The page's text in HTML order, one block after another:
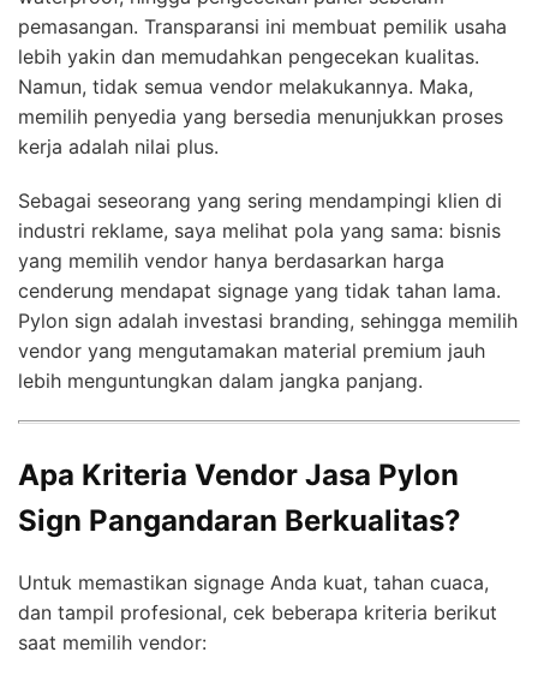
pemasangan. Transparansi ini membuat pemilik usaha
lebih yakin dan memudahkan pengecekan kualitas.
Namun, tidak semua vendor melakukannya. Maka,
memilih penyedia yang bersedia menunjukkan proses
kerja adalah nilai plus.
Sebagai seseorang yang sering mendampingi klien di
industri reklame, saya melihat pola yang sama: bisnis
yang memilih vendor hanya berdasarkan harga
cenderung mendapat signage yang tidak tahan lama.
Pylon sign adalah investasi branding, sehingga memilih
vendor yang mengutamakan material premium jauh
lebih menguntungkan dalam jangka panjang.
Apa Kriteria Vendor Jasa Pylon
Sign Pangandaran Berkualitas?
Untuk memastikan signage Anda kuat, tahan cuaca,
dan tampil profesional, cek beberapa kriteria berikut
saat memilih vendor: